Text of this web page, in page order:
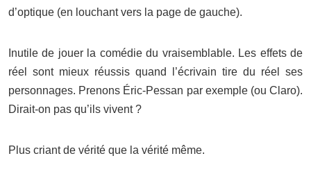
d’optique (en louchant vers la page de gauche).
Inutile de jouer la comédie du vraisemblable. Les effets de
réel sont mieux réussis quand l’écrivain tire du réel ses
personnages. Prenons Éric-Pessan par exemple (ou Claro).
Dirait-on pas qu’ils vivent ?
Plus criant de vérité que la vérité même.